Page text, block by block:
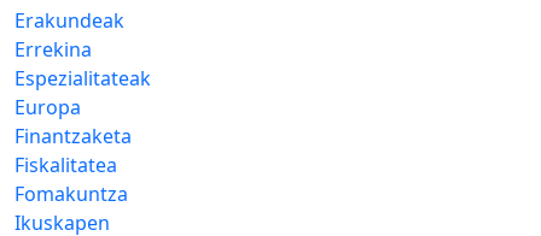
Erakundeak
Errekina
Espezialitateak
Europa
Finantzaketa
Fiskalitatea
Fomakuntza
Ikuskapen